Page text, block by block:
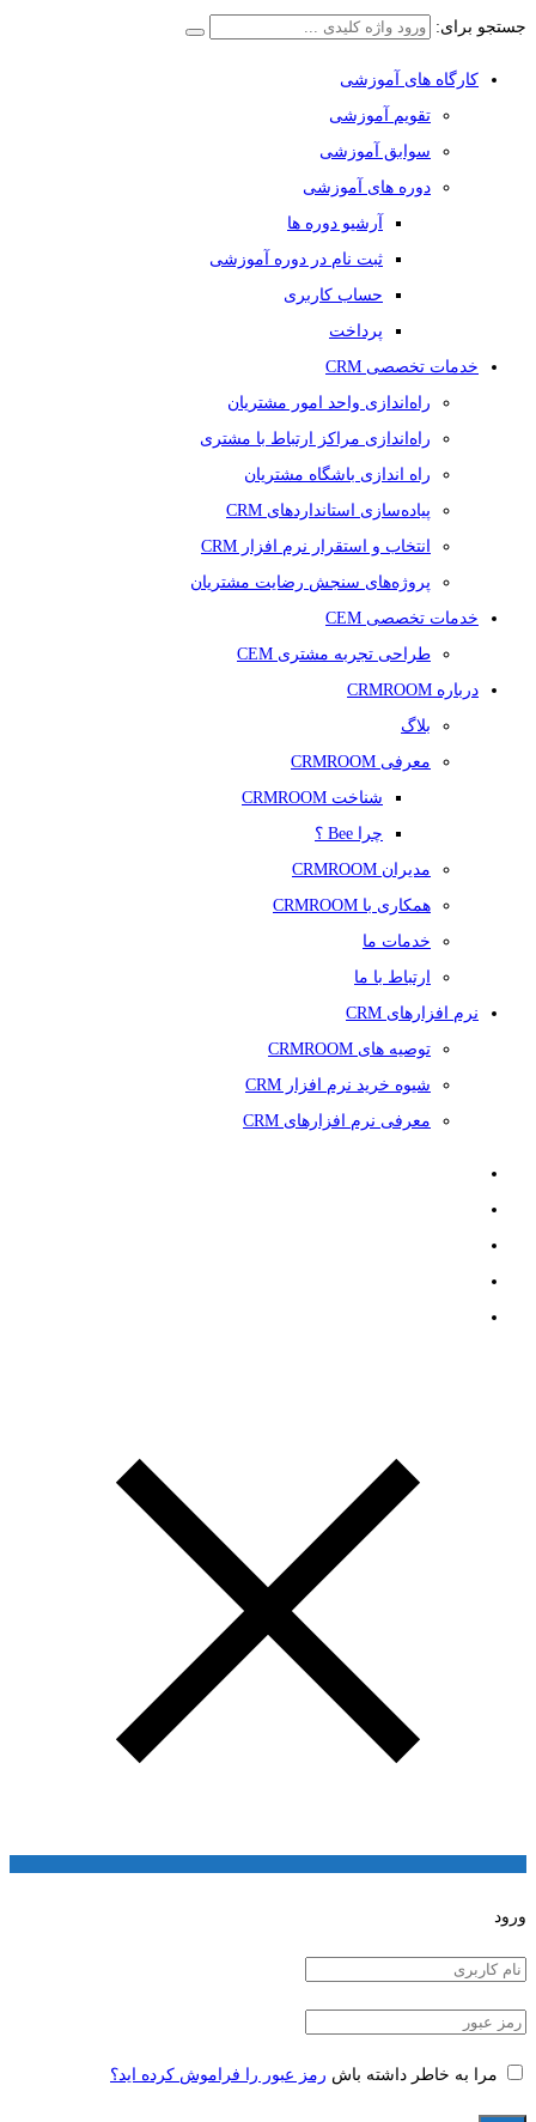
جستجو برای:
کارگاه های آموزشی
تقویم آموزشی
سوابق آموزشی
دوره های آموزشی
آرشیو دوره ها
ثبت نام در دوره آموزشی
حساب کاربری
پرداخت
خدمات تخصصی CRM
راه‌اندازی واحد امور مشتریان
راه‌اندازی مراکز ارتباط با مشتری
راه اندازی باشگاه مشتریان
پیاده‌سازی استانداردهای CRM
انتخاب و استقرار نرم افزار CRM
پروژه‌های سنجش رضایت مشتریان
خدمات تخصصی CEM
طراحی تجربه مشتری CEM
درباره CRMROOM
بلاگ
معرفی CRMROOM
شناخت CRMROOM
چرا Bee ؟
مدیران CRMROOM
همکاری با CRMROOM
خدمات ما
ارتباط با ما
نرم افزارهای CRM
توصیه های CRMROOM
شیوه خرید نرم افزار CRM
معرفی نرم افزارهای CRM
ورود
مرا به خاطر داشته باش رمز عبور را فراموش کرده اید؟